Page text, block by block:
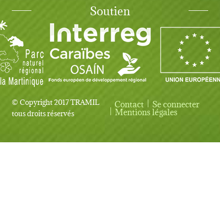
Soutien
© Copyright 2017 TRAMIL
tous droits réservés
User account menu
Contact Se connecter
Mentions légales